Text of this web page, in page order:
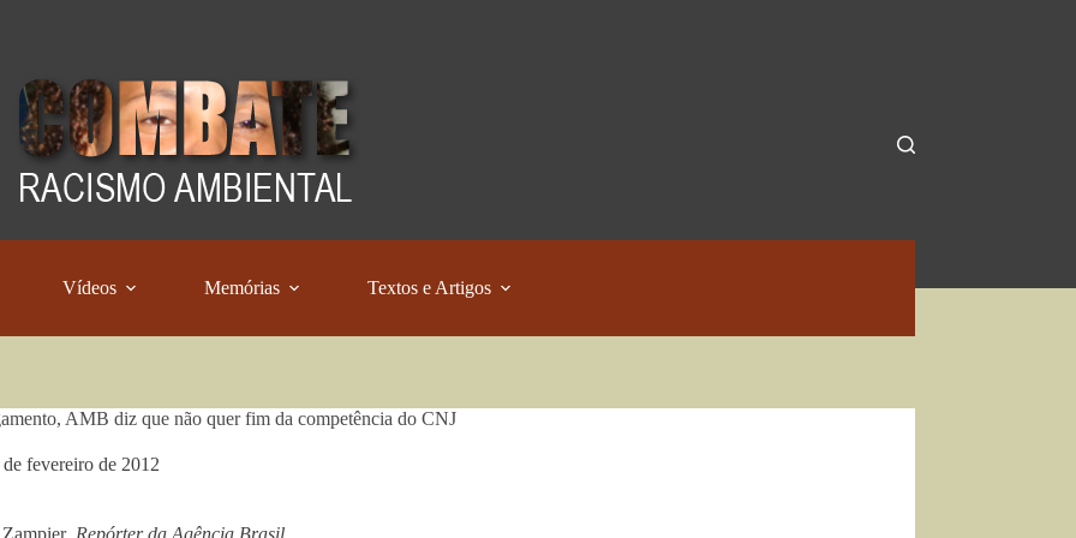
Vídeos Memórias Textos e Artigos
AMB diz que não quer fim da competência do CNJ
de fevereiro de 2012
, Repórter da Agência Brasil